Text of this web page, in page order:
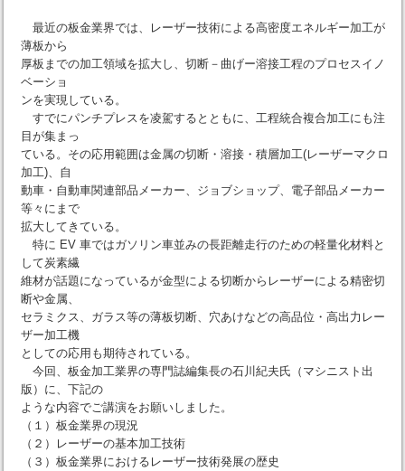
最近の板金業界では、レーザー技術による高密度エネルギー加工が
薄板から
厚板までの加工領域を拡大し、切断－曲げー溶接工程のプロセスイノ
ベーショ
ンを実現している。
すでにパンチプレスを凌駕するとともに、工程統合複合加工にも注
目が集まっ
ている。その応用範囲は金属の切断・溶接・積層加工(レーザーマクロ
加工)、自
動車・自動車関連部品メーカー、ジョブショップ、電子部品メーカー
等々にまで
拡大してきている。
特に EV 車ではガソリン車並みの長距離走行のための軽量化材料と
して炭素繊
維材が話題になっているが金型による切断からレーザーによる精密切
断や金属、
セラミクス、ガラス等の薄板切断、穴あけなどの高品位・高出力レー
ザー加工機
としての応用も期待されている。
今回、板金加工業界の専門誌編集長の石川紀夫氏（マシニスト出
版）に、下記の
ような内容でご講演をお願いしました。
（１）板金業界の現況
（２）レーザーの基本加工技術
（３）板金業界におけるレーザー技術発展の歴史